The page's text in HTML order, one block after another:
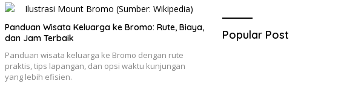
Panduan Wisata Keluarga ke Bromo: Rute, Biaya,
dan Jam Terbaik
Panduan wisata keluarga ke Bromo dengan rute
praktis, tips lapangan, dan opsi waktu kunjungan
yang lebih efisien.
Popular Post